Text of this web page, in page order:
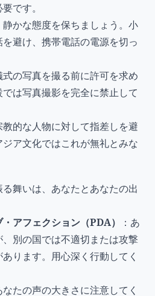
です。
静かな態度を保ちましょう。小
避け、携帯電話の電源を切っ
式の写真を撮る前に許可を求め
は写真撮影を完全に禁止して
教的な人物に対して指差しを避
ア文化ではこれが無礼とみな
舞いは、あなたとあなたの出
アフェクション（PDA）
：あ
別の国では不適切または攻撃
ります。用心深く行動してく
たの声の大きさに注意してく